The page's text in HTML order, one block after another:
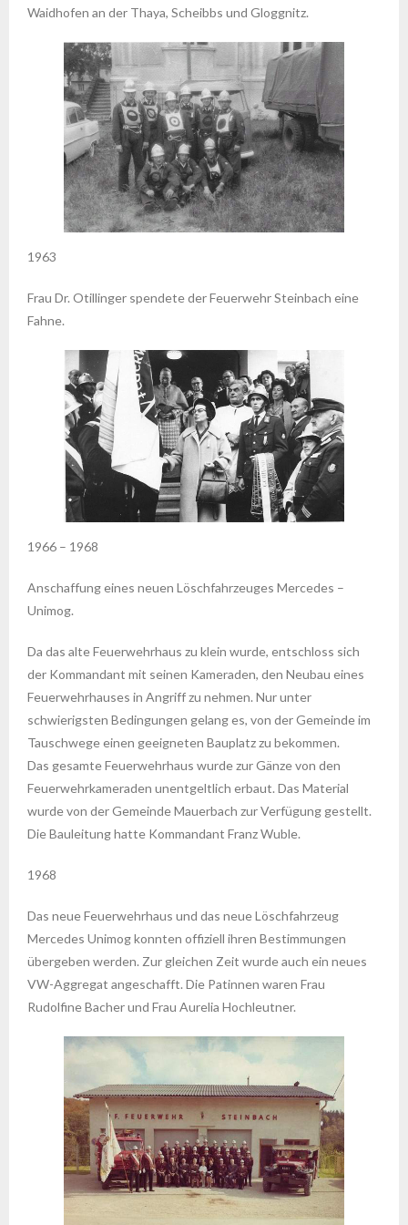
Waidhofen an der Thaya, Scheibbs und Gloggnitz.
1963
Frau Dr. Otillinger spendete der Feuerwehr Steinbach eine
Fahne.
1966 – 1968
Anschaffung eines neuen Löschfahrzeuges Mercedes –
Unimog.
Da das alte Feuerwehrhaus zu klein wurde, entschloss sich
der Kommandant mit seinen Kameraden, den Neubau eines
Feuerwehrhauses in Angriff zu nehmen. Nur unter
schwierigsten Bedingungen gelang es, von der Gemeinde im
Tauschwege einen geeigneten Bauplatz zu bekommen.
Das gesamte Feuerwehrhaus wurde zur Gänze von den
Feuerwehrkameraden unentgeltlich erbaut. Das Material
wurde von der Gemeinde Mauerbach zur Verfügung gestellt.
Die Bauleitung hatte Kommandant Franz Wuble.
1968
Das neue Feuerwehrhaus und das neue Löschfahrzeug
Mercedes Unimog konnten offiziell ihren Bestimmungen
übergeben werden. Zur gleichen Zeit wurde auch ein neues
VW-Aggregat angeschafft. Die Patinnen waren Frau
Rudolfine Bacher und Frau Aurelia Hochleutner.